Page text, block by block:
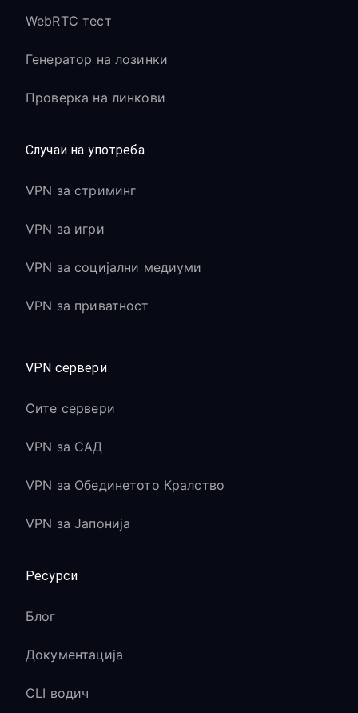
WebRTC тест
Генератор на лозинки
Проверка на линкови
Случаи на употреба
VPN за стриминг
VPN за игри
VPN за социјални медиуми
VPN за приватност
VPN сервери
Сите сервери
VPN за САД
VPN за Обединетото Кралство
VPN за Јапонија
Ресурси
Блог
Документација
CLI водич